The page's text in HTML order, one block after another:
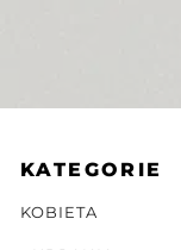
KATEGORIE
KOBIETA